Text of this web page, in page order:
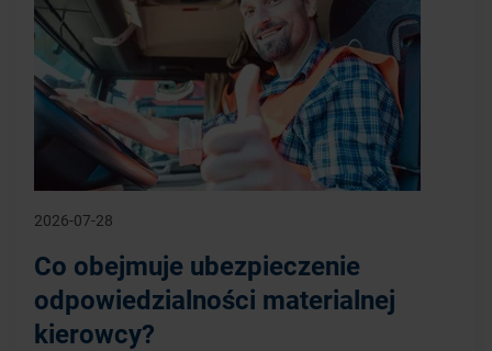
2026-07-28
Co obejmuje ubezpieczenie
odpowiedzialności materialnej
kierowcy?